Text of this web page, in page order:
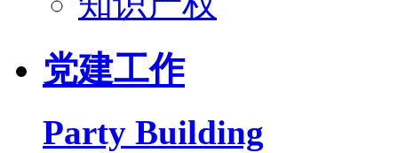
党建工作
Party Building